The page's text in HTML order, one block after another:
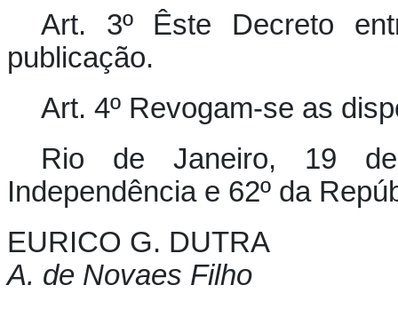
Art. 3º Êste Decreto
publicação.
Art. 4º Revogam-se as
Rio de Janeiro, 19
Independência e 62º da
EURICO G. DUTRA
A. de Novaes Filho